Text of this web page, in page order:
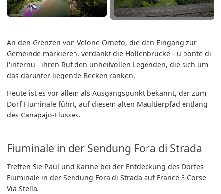
An den Grenzen von Velone Orneto, die den Eingang zur
Gemeinde markieren, verdankt die Höllenbrücke - u ponte di
l'infernu - ihren Ruf den unheilvollen Legenden, die sich um
das darunter liegende Becken ranken.
Heute ist es vor allem als Ausgangspunkt bekannt, der zum
Dorf Fiuminale führt, auf diesem alten Maultierpfad entlang
des Canapajo-Flusses.
Fiuminale in der Sendung Fora di Strada
Treffen Sie Paul und Karine bei der Entdeckung des Dorfes
Fiuminale in der Sendung Fora di Strada auf France 3 Corse
Via Stella.